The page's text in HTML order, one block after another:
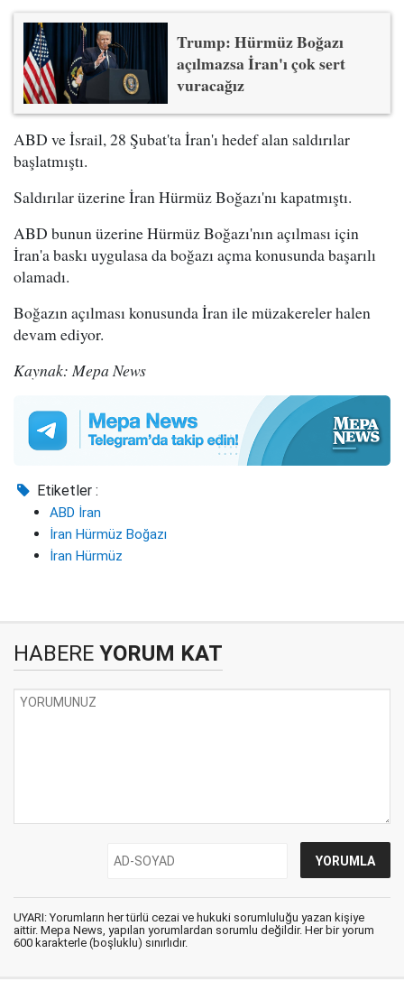
Trump: Hürmüz Boğazı
açılmazsa İran'ı çok sert
vuracağız
ABD ve İsrail, 28 Şubat'ta İran'ı hedef alan saldırılar
başlatmıştı.
Saldırılar üzerine İran Hürmüz Boğazı'nı kapatmıştı.
ABD bunun üzerine Hürmüz Boğazı'nın açılması için
İran'a baskı uygulasa da boğazı açma konusunda başarılı
olamadı.
Boğazın açılması konusunda İran ile müzakereler halen
devam ediyor.
Kaynak: Mepa News
Etiketler :
ABD İran
İran Hürmüz Boğazı
İran Hürmüz
HABERE YORUM KAT
UYARI: Yorumların her türlü cezai ve hukuki sorumluluğu yazan kişiye
aittir. Mepa News, yapılan yorumlardan sorumlu değildir. Her bir yorum
600 karakterle (boşluklu) sınırlıdır.